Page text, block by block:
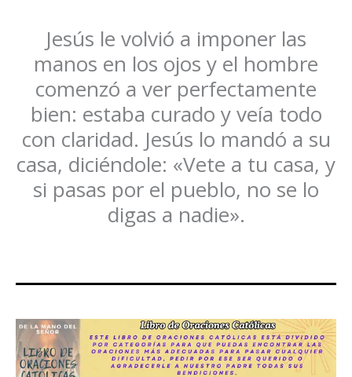
Jesús le volvió a imponer las
manos en los ojos y el hombre
comenzó a ver perfectamente
bien: estaba curado y veía todo
con claridad. Jesús lo mandó a su
casa, diciéndole: «Vete a tu casa, y
si pasas por el pueblo, no se lo
digas a nadie».